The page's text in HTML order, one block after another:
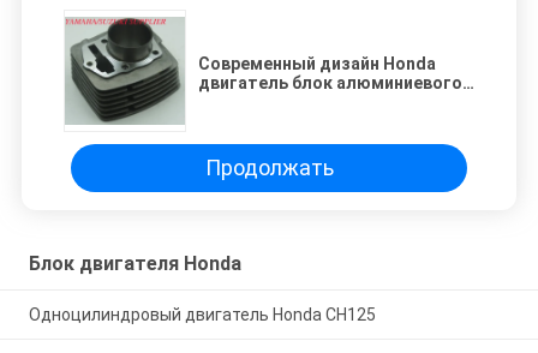
Современный дизайн Honda
двигатель блок алюминиевого
Продолжать
Блок двигателя Honda
Одноцилиндровый двигатель Honda CH125